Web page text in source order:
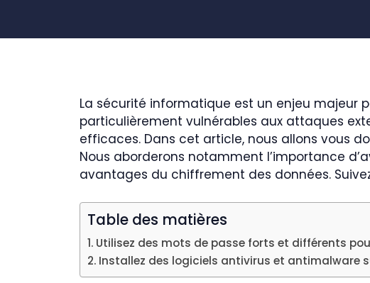
La sécurité informatique est un enjeu majeur
particulièrement vulnérables aux attaques
efficaces. Dans cet article, nous allons vous
Nous aborderons notamment l’importance
avantages du chiffrement des données.
Table des matières
Utilisez des mots de passe forts et différents
Installez des logiciels antivirus et antimalware